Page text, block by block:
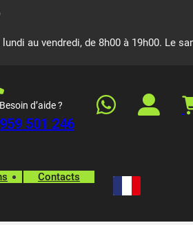
lundi au vendredi, de 8h00 à 19h00. Le
Besoin d’aide ?
959 501 246
Contacts